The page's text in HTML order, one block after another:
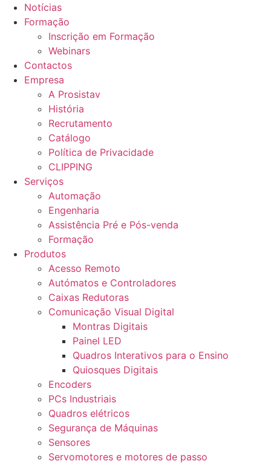
Notícias
Formação
Inscrição em Formação
Webinars
Contactos
Empresa
A Prosistav
História
Recrutamento
Catálogo
Política de Privacidade
CLIPPING
Serviços
Automação
Engenharia
Assistência Pré e Pós-venda
Formação
Produtos
Acesso Remoto
Autómatos e Controladores
Caixas Redutoras
Comunicação Visual Digital
Montras Digitais
Painel LED
Quadros Interativos para o Ensino
Quiosques Digitais
Encoders
PCs Industriais
Quadros elétricos
Segurança de Máquinas
Sensores
Servomotores e motores de passo